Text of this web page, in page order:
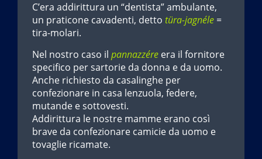
C’era addirittura un “dentista” ambulante,
un praticone cavadenti, detto türa-jagnéle =
tira-molari.
Nel nostro caso il pannazzére era il fornitore
specifico per sartorie da donna e da uomo.
Anche richiesto da casalinghe per
confezionare in casa lenzuola, federe,
mutande e sottovesti.
Addirittura le nostre mamme erano così
brave da confezionare camicie da uomo e
tovaglie ricamate.